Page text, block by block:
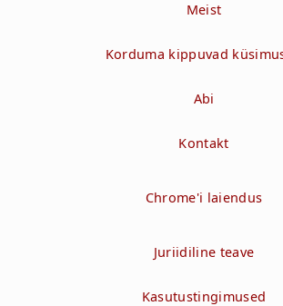
Meist
Korduma kippuvad
Abi
Kontakt
Chrome'i laiendus
Juriidiline teave
Kasutustingimused